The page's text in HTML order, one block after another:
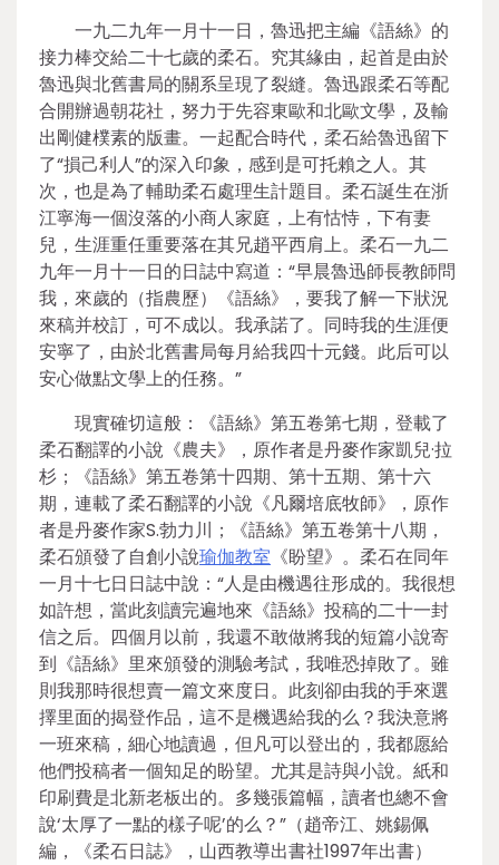
一九二九年一月十一日，魯迅把主編《語絲》的
接力棒交給二十七歲的柔石。究其緣由，起首是由於
魯迅與北舊書局的關系呈現了裂縫。魯迅跟柔石等配
合開辦過朝花社，努力于先容東歐和北歐文學，及輸
出剛健樸素的版畫。一起配合時代，柔石給魯迅留下
了“損己利人”的深入印象，感到是可托賴之人。其
次，也是為了輔助柔石處理生計題目。柔石誕生在浙
江寧海一個沒落的小商人家庭，上有怙恃，下有妻
兒，生涯重任重要落在其兄趙平西肩上。柔石一九二
九年一月十一日的日誌中寫道：“早晨魯迅師長教師問
我，來歲的（指農歷）《語絲》，要我了解一下狀況
來稿并校訂，可不成以。我承諾了。同時我的生涯便
安寧了，由於北舊書局每月給我四十元錢。此后可以
安心做點文學上的任務。”
現實確切這般：《語絲》第五卷第七期，登載了
柔石翻譯的小說《農夫》，原作者是丹麥作家凱兒·拉
杉；《語絲》第五卷第十四期、第十五期、第十六
期，連載了柔石翻譯的小說《凡爾培底牧師》，原作
者是丹麥作家S.勃力川；《語絲》第五卷第十八期，
柔石頒發了自創小說瑜伽教室 《盼望》。柔石在同年
一月十七日日誌中說：“人是由機遇往形成的。我很想
如許想，當此刻讀完遍地來《語絲》投稿的二十一封
信之后。四個月以前，我還不敢做將我的短篇小說寄
到《語絲》里來頒發的測驗考試，我唯恐掉敗了。雖
則我那時很想賣一篇文來度日。此刻卻由我的手來選
擇里面的揭登作品，這不是機遇給我的么？我決意將
一班來稿，細心地讀過，但凡可以登出的，我都愿給
他們投稿者一個知足的盼望。尤其是詩與小說。紙和
印刷費是北新老板出的。多幾張篇幅，讀者也總不會
說‘太厚了一點的樣子呢’的么？”（趙帝江、姚錫佩
編，《柔石日誌》，山西教導出書社1997年出書）